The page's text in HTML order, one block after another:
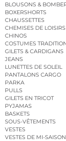
BLOUSONS &
BOXERSHORTS
CHAUSSETTES
CHEMISES DE LOISIRS
CHINOS
COSTUMES
GILETS & CARDIGANS
JEANS
LUNETTES DE SOLEIL
PANTALONS CARGO
PARKA
PULLS
GILETS EN TRICOT
PYJAMAS
BASKETS
SOUS-VÊTEMENTS
VESTES
VESTES DE MI-SAISON